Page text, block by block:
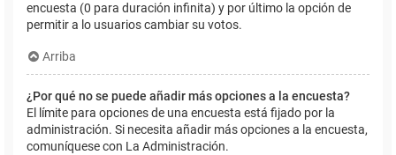
encuesta (0 para duración infinita) y por último la opción de
permitir a lo usuarios cambiar su votos.
Arriba
¿Por qué no se puede añadir más opciones a la encuesta?
El límite para opciones de una encuesta está fijado por la
administración. Si necesita añadir más opciones a la encuesta,
comuníquese con La Administración.